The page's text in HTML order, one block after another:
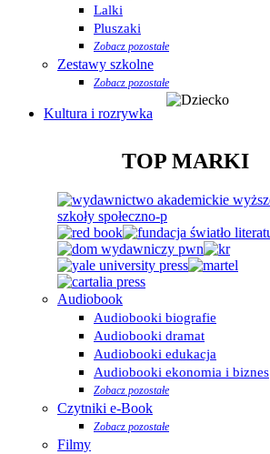
Lalki
Pluszaki
Zobacz pozostałe
Zestawy szkolne
Zobacz pozostałe
Kultura i rozrywka
TOP MARKI
Audiobook
Audiobooki biografie
Audiobooki dramat
Audiobooki edukacja
Audiobooki ekonomia i biznes
Zobacz pozostałe
Czytniki e-Book
Zobacz pozostałe
Filmy